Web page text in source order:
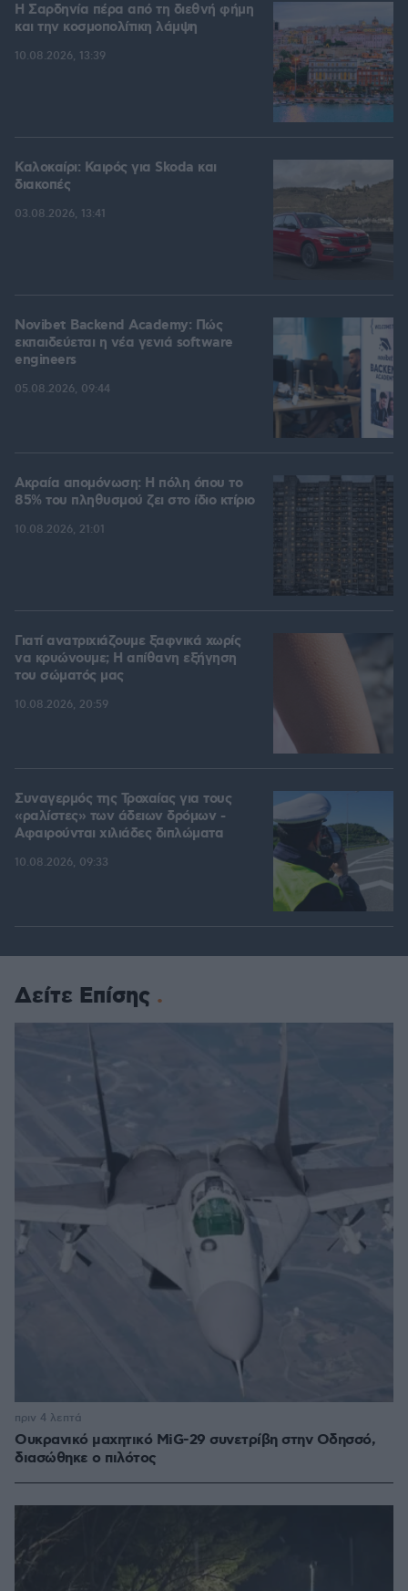
Η Σαρδηνία πέρα από τη διεθνή φήμη
και την κοσμοπολίτικη λάμψη
10.08.2026, 13:39
Καλοκαίρι: Καιρός για Skoda και
διακοπές
03.08.2026, 13:41
Novibet Backend Academy: Πώς
εκπαιδεύεται η νέα γενιά software
engineers
05.08.2026, 09:44
Ακραία απομόνωση: Η πόλη όπου το
85% του πληθυσμού ζει στο ίδιο κτίριο
10.08.2026, 21:01
Γιατί ανατριχιάζουμε ξαφνικά χωρίς
να κρυώνουμε; Η απίθανη εξήγηση
του σώματός μας
10.08.2026, 20:59
Συναγερμός της Τροχαίας για τους
«ραλίστες» των άδειων δρόμων -
Αφαιρούνται χιλιάδες διπλώματα
10.08.2026, 09:33
Δείτε Επίσης
Oυκρανικό μαχητικό MiG-29 συνετρίβη στην Οδησσό,
διασώθηκε ο πιλότος
πριν 4 λεπτά